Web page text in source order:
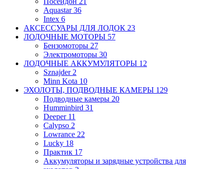
Aquastar36
Intex 6
АКСЕССУАРЫ ДЛЯ ЛОДОК 23
ЛОДОЧНЫЕ МОТОРЫ 57
Бензомоторы 27
Электромоторы 30
ЛОДОЧНЫЕ АККУМУЛЯТОРЫ 12
Sznajder 2
Minn Kota 10
ЭХОЛОТЫ, ПОДВОДНЫЕ КАМЕРЫ 129
Подводные камеры 20
Humminbird 31
Deeper 11
Calypso 2
Lowrance 22
Lucky 18
Практик 17
Аккумуляторы и зарядные устройства для